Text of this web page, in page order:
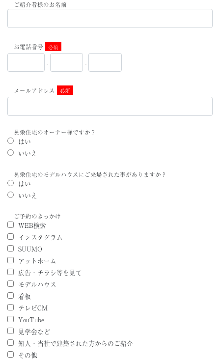
ご紹介者様のお名前
お電話番号 必須
- -
メールアドレス 必須
晃栄住宅のオーナー様ですか？
はい
いいえ
晃栄住宅のモデルハウスにご来場された事がありますか？
はい
いいえ
ご予約のきっかけ
WEB検索
インスタグラム
SUUMO
アットホーム
広告・チラシ等を見て
モデルハウス
看板
テレビCM
YouTube
見学会など
知人・当社で建築された方からのご紹介
その他